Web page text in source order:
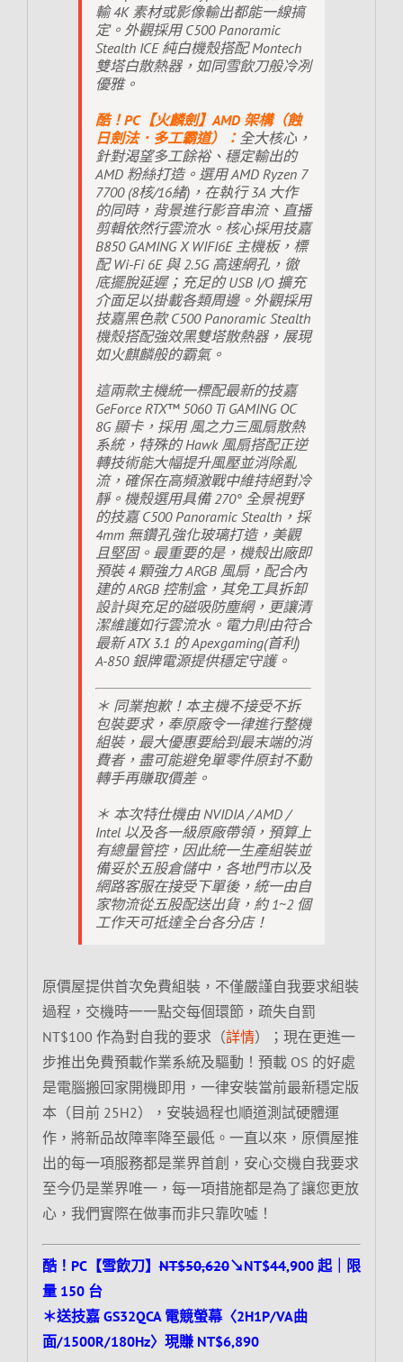
輸 4K 素材或影像輸出都能一線搞
定。外觀採用 C500 Panoramic
Stealth ICE 純白機殼搭配 Montech
雙塔白散熱器，如同雪飲刀般冷冽
優雅。
酷！PC【火麟劍】AMD 架構（蝕
日劍法．多工霸道）： 全大核心，
針對渴望多工餘裕、穩定輸出的
AMD 粉絲打造。選用 AMD Ryzen 7
7700 (8核/16緒)，在執行 3A 大作
的同時，背景進行影音串流、直播
剪輯依然行雲流水。核心採用技嘉
B850 GAMING X WIFI6E 主機板，標
配 Wi-Fi 6E 與 2.5G 高速網孔，徹
底擺脫延遲；充足的 USB I/O 擴充
介面足以掛載各類周邊。外觀採用
技嘉黑色款 C500 Panoramic Stealth
機殼搭配強效黑雙塔散熱器，展現
如火麒麟般的霸氣。
這兩款主機統一標配最新的技嘉
GeForce RTX™ 5060 Ti GAMING OC
8G 顯卡，採用 風之力三風扇散熱
系統，特殊的 Hawk 風扇搭配正逆
轉技術能大幅提升風壓並消除亂
流，確保在高頻激戰中維持絕對冷
靜。機殼選用具備 270° 全景視野
的技嘉 C500 Panoramic Stealth，採
4mm 無鑽孔強化玻璃打造，美觀
且堅固。最重要的是，機殼出廠即
預裝 4 顆強力 ARGB 風扇，配合內
建的 ARGB 控制盒，其免工具拆卸
設計與充足的磁吸防塵網，更讓清
潔維護如行雲流水。電力則由符合
最新 ATX 3.1 的 Apexgaming(首利)
A-850 銀牌電源提供穩定守護。
＊ 同業抱歉！本主機不接受不拆
包裝要求，奉原廠令一律進行整機
組裝，最大優惠要給到最末端的消
費者，盡可能避免單零件原封不動
轉手再賺取價差。
＊ 本次特仕機由 NVIDIA / AMD /
Intel 以及各一級原廠帶領，預算上
有總量管控，因此統一生產組裝並
備妥於五股倉儲中，各地門市以及
網路客服在接受下單後，統一由自
家物流從五股配送出貨，約 1~2 個
工作天可抵達全台各分店！
原價屋提供首次免費組裝，不僅嚴謹自我要求組裝
過程，交機時一一點交每個環節，疏失自罰
NT$100 作為對自我的要求（詳情）；現在更進一
步推出免費預載作業系統及驅動！預載 OS 的好處
是電腦搬回家開機即用，一律安裝當前最新穩定版
本（目前 25H2），安裝過程也順道測試硬體運
作，將新品故障率降至最低。一直以來，原價屋推
出的每一項服務都是業界首創，安心交機自我要求
至今仍是業界唯一，每一項措施都是為了讓您更放
心，我們實際在做事而非只靠吹噓！
酷！PC【雪飲刀】NT$50,620↘NT$44,900 起｜限
量 150 台
＊送技嘉 GS32QCA 電競螢幕〈2H1P/VA曲
面/1500R/180Hz〉現賺 NT$6,890